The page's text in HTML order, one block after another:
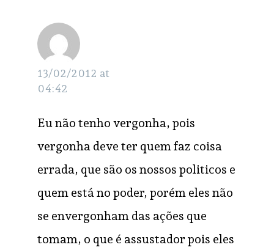
13/02/2012 at
04:42
Eu não tenho vergonha, pois
vergonha deve ter quem faz coisa
errada, que são os nossos politicos e
quem está no poder, porém eles não
se envergonham das ações que
tomam, o que é assustador pois eles